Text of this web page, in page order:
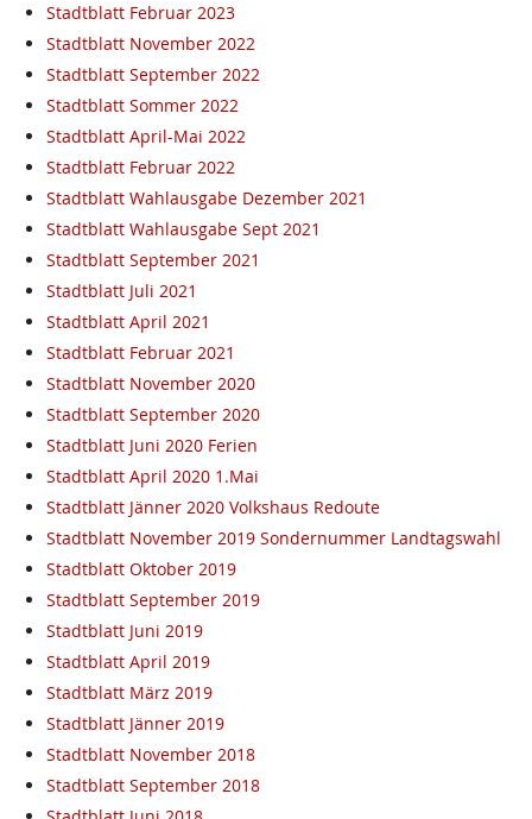
Stadtblatt Februar 2023
Stadtblatt November 2022
Stadtblatt September 2022
Stadtblatt Sommer 2022
Stadtblatt April-Mai 2022
Stadtblatt Februar 2022
Stadtblatt Wahlausgabe Dezember 2021
Stadtblatt Wahlausgabe Sept 2021
Stadtblatt September 2021
Stadtblatt Juli 2021
Stadtblatt April 2021
Stadtblatt Februar 2021
Stadtblatt November 2020
Stadtblatt September 2020
Stadtblatt Juni 2020 Ferien
Stadtblatt April 2020 1.Mai
Stadtblatt Jänner 2020 Volkshaus Redoute
Stadtblatt November 2019 Sondernummer Landtagswahl
Stadtblatt Oktober 2019
Stadtblatt September 2019
Stadtblatt Juni 2019
Stadtblatt April 2019
Stadtblatt März 2019
Stadtblatt Jänner 2019
Stadtblatt November 2018
Stadtblatt September 2018